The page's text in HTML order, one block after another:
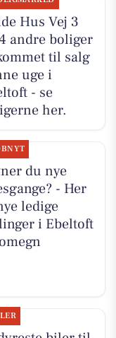
Hus Vej 3
andre boliger
til salg
uge i
- se
her.
du nye
- Her
ledige
i Ebeltoft